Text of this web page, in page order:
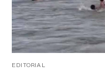
EDITORIAL